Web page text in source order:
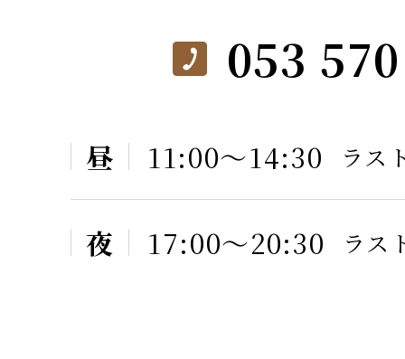
053
昼 11:00〜14:30 ラス
夜 17:00〜20:30 ラス